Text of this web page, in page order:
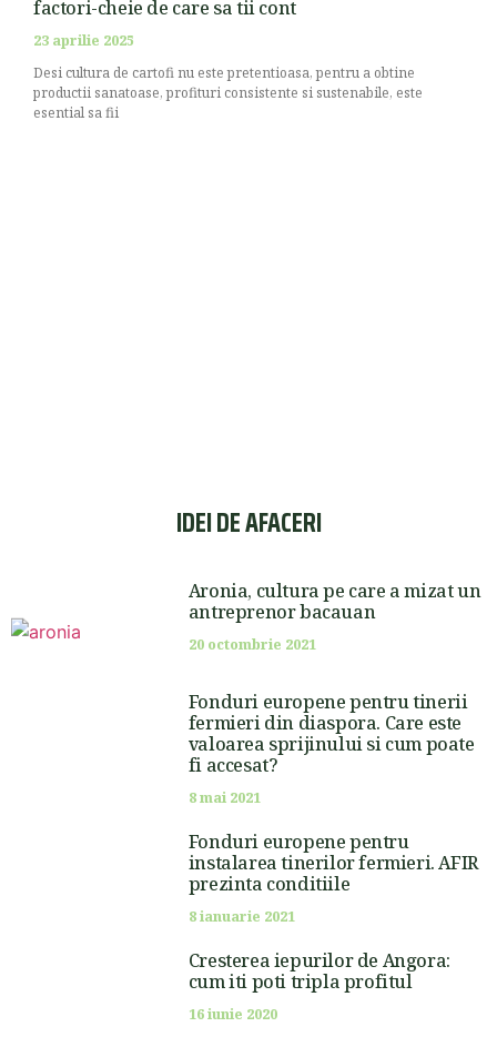
factori-cheie de care sa tii cont
23 aprilie 2025
Desi cultura de cartofi nu este pretentioasa, pentru a obtine
productii sanatoase, profituri consistente si sustenabile, este
esential sa fii
IDEI DE AFACERI
Aronia, cultura pe care a mizat un
antreprenor bacauan
20 octombrie 2021
Fonduri europene pentru tinerii
fermieri din diaspora. Care este
valoarea sprijinului si cum poate
fi accesat?
8 mai 2021
Fonduri europene pentru
instalarea tinerilor fermieri. AFIR
prezinta conditiile
8 ianuarie 2021
Cresterea iepurilor de Angora:
cum iti poti tripla profitul
16 iunie 2020